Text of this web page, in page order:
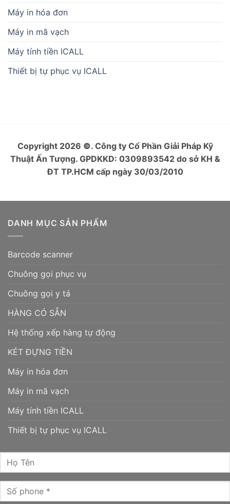
Máy in hóa đơn
Máy in mã vạch
Máy tính tiền ICALL
Thiết bị tự phục vụ ICALL
Copyright 2026 ©. Công ty Cổ Phần Giải Pháp Kỹ
Thuật Ấn Tượng. GPDKKD: 0309893542 do sở KH &
ĐT TP.HCM cấp ngày 30/03/2010
DANH MỤC SẢN PHẨM
Barcode scanner
Chuông gọi phục vụ
Chuông gọi y tá
HÀNG CÓ SẴN
Hệ thống xếp hàng tự động
KÉT ĐỰNG TIỀN
Máy in hóa đơn
Máy in mã vạch
Máy tính tiền ICALL
Thiết bị tự phục vụ ICALL